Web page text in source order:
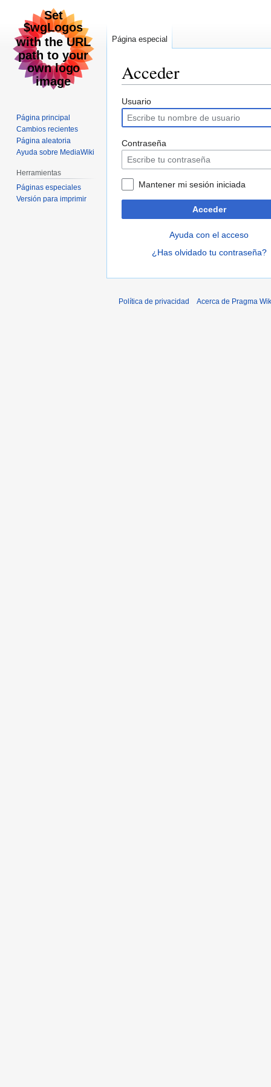
Acceder
Ir
la
navegación
Ir
la
búsqueda
Usuario
Contraseña
Mantener mi sesión iniciada
Acceder
Ayuda con el acceso
¿Has olvidado tu contraseña?
Página especial
Página principal
Cambios recientes
Página aleatoria
Ayuda sobre MediaWiki
Herramientas
Páginas especiales
Versión para imprimir
Política de privacidad Acerca de Pragma